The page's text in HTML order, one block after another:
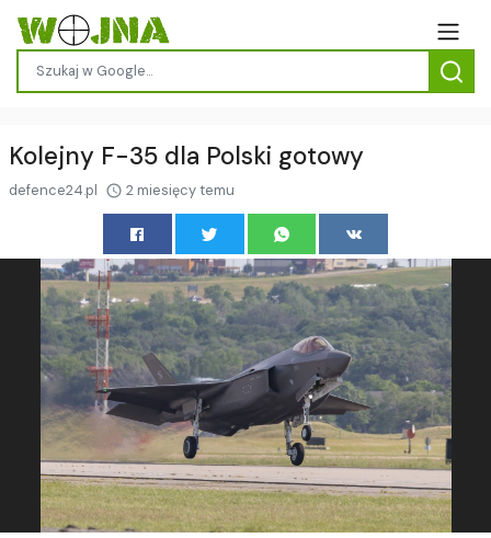
Kolejny F-35 dla Polski gotowy
defence24.pl 2 miesięcy temu